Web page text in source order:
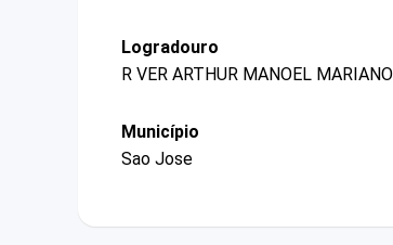
Logradouro
R VER ARTHUR MANOEL
Município
Sao Jose